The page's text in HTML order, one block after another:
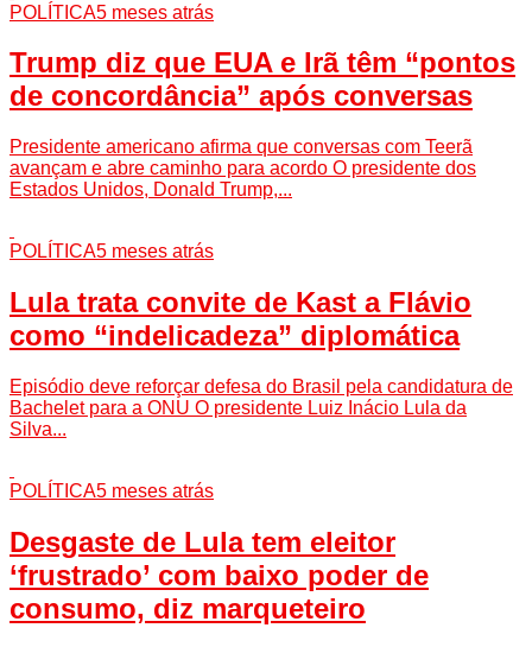
POLÍTICA5 meses atrás
Trump diz que EUA e Irã têm “pontos
de concordância” após conversas
Presidente americano afirma que conversas com Teerã
avançam e abre caminho para acordo O presidente dos
Estados Unidos, Donald Trump,...
POLÍTICA5 meses atrás
Lula trata convite de Kast a Flávio
como “indelicadeza” diplomática
Episódio deve reforçar defesa do Brasil pela candidatura de
Bachelet para a ONU O presidente Luiz Inácio Lula da
Silva...
POLÍTICA5 meses atrás
Desgaste de Lula tem eleitor
‘frustrado’ com baixo poder de
consumo, diz marqueteiro